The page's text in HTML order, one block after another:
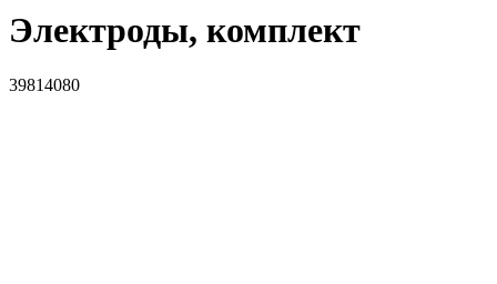
Электроды, комплект
39814080